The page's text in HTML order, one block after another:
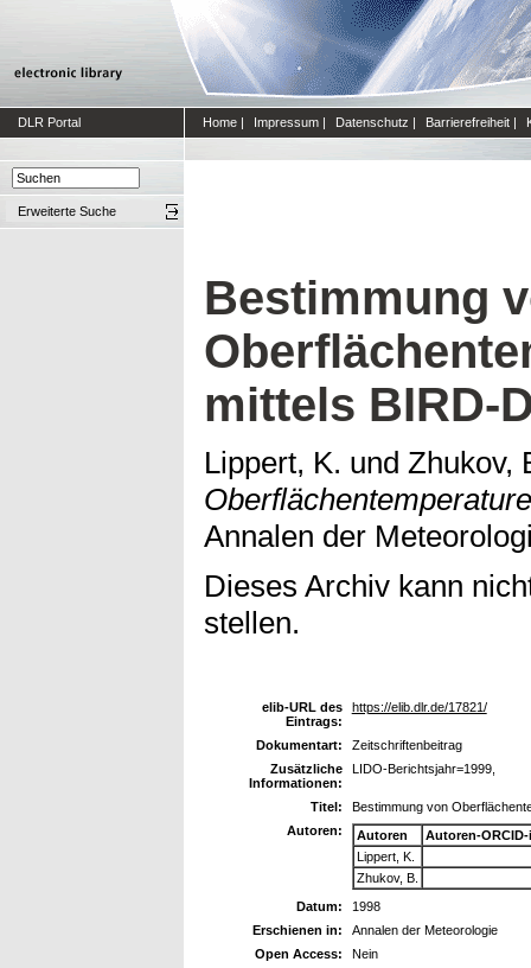
DLR Portal Home | Impressum | Datenschutz | Barrierefreiheit |
Erweiterte Suche
Bestimmung
mittels BIRD-
Lippert, K. und Zhukov,
Annalen der
Dieses Archiv kann
stellen.
elib-URL des
Eintrags:
https://elib.dlr.de/17821/
Dokumentart:
Zeitschriftenbeitrag
Zusätzliche
Informationen:
LIDO-Berichtsjahr=1999,
Titel:
Bestimmung von
Autoren:
Autoren
Autoren-ORCID-
Lippert, K.
Zhukov, B.
Datum:
1998
Erschienen in:
Annalen der Meteorologie
Open Access:
Nein